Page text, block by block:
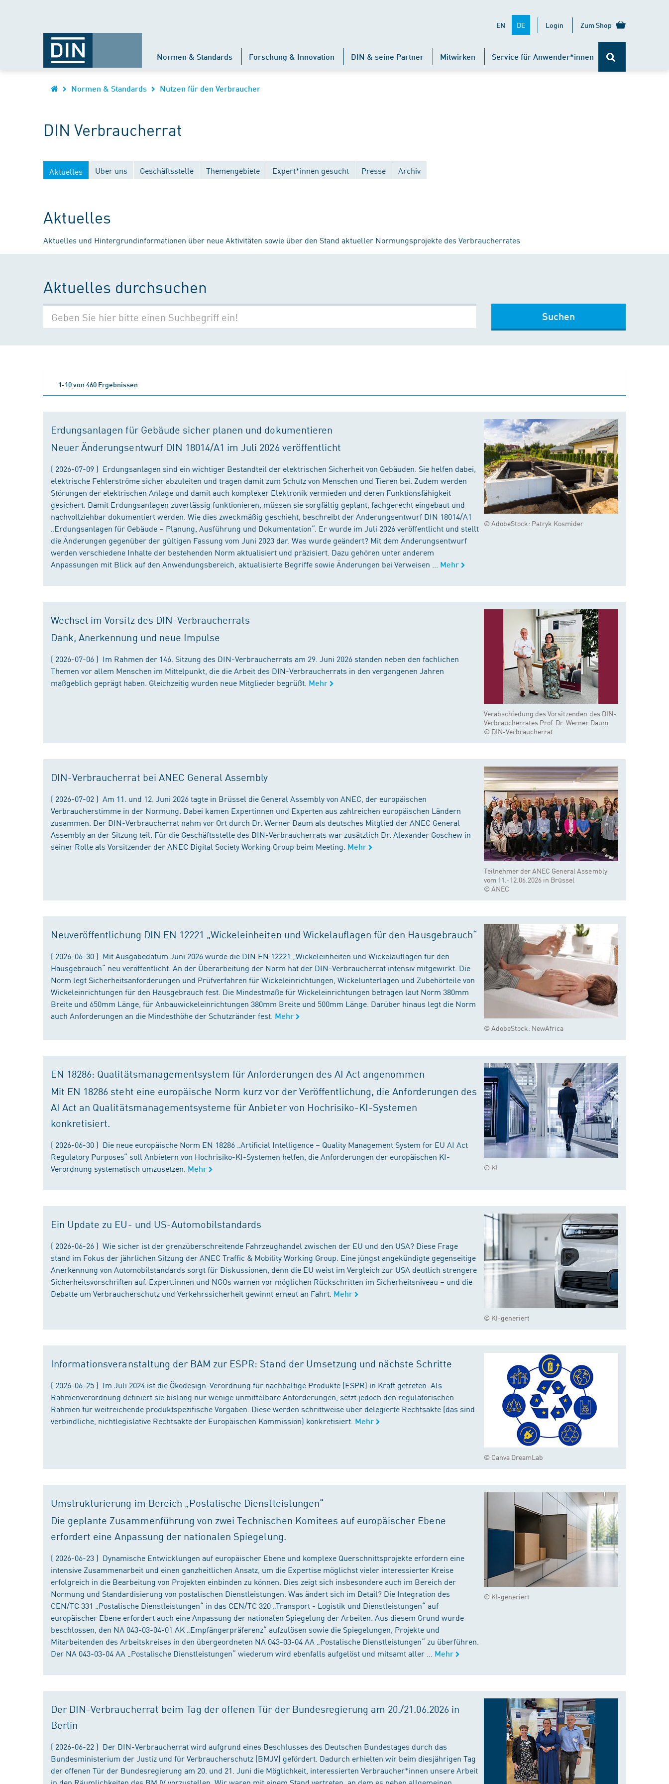
EN DE Login Zum Shop
Normen & Standards Forschung & Innovation DIN & seine Partner Mitwirken Service für Anwender*innen
Normen & Standards Nutzen für den Verbraucher
DIN Verbraucherrat
Aktuelles Über uns Geschäftsstelle Themengebiete Expert*innen gesucht Presse Archiv
Aktuelles
Aktuelles und Hintergrundinformationen über neue Aktivitäten sowie über den Stand aktueller Normungsprojekte des Verbraucherrates
Aktuelles durchsuchen
Suchen
1-10 von 460 Ergebnissen
© AdobeStock: Patryk Kosmider
Erdungsanlagen für Gebäude sicher planen und dokumentieren
Neuer Änderungsentwurf DIN 18014/A1 im Juli 2026 veröffentlicht
( 2026-07-09 ) Erdungsanlagen sind ein wichtiger Bestandteil der elektrischen Sicherheit von Gebäuden. Sie helfen dabei,
elektrische Fehlerströme sicher abzuleiten und tragen damit zum Schutz von Menschen und Tieren bei. Zudem werden
Störungen der elektrischen Anlage und damit auch komplexer Elektronik vermieden und deren Funktionsfähigkeit
gesichert. Damit Erdungsanlagen zuverlässig funktionieren, müssen sie sorgfältig geplant, fachgerecht eingebaut und
nachvollziehbar dokumentiert werden. Wie dies zweckmäßig geschieht, beschreibt der Änderungsentwurf DIN 18014/A1
„Erdungsanlagen für Gebäude – Planung, Ausführung und Dokumentation“. Er wurde im Juli 2026 veröffentlicht und stellt
die Änderungen gegenüber der gültigen Fassung vom Juni 2023 dar. Was wurde geändert? Mit dem Änderungsentwurf
werden verschiedene Inhalte der bestehenden Norm aktualisiert und präzisiert. Dazu gehören unter anderem
Anpassungen mit Blick auf den Anwendungsbereich, aktualisierte Begriffe sowie Änderungen bei Verweisen ...
Mehr
Verabschiedung des Vorsitzenden des DIN-
Verbraucherrates Prof. Dr. Werner Daum
© DIN-Verbraucherrat
Wechsel im Vorsitz des DIN-Verbraucherrats
Dank, Anerkennung und neue Impulse
( 2026-07-06 ) Im Rahmen der 146. Sitzung des DIN-Verbraucherrats am 29. Juni 2026 standen neben den fachlichen
Themen vor allem Menschen im Mittelpunkt, die die Arbeit des DIN-Verbraucherrats in den vergangenen Jahren
maßgeblich geprägt haben. Gleichzeitig wurden neue Mitglieder begrüßt. Mehr
Teilnehmer der ANEC General Assembly
vom 11.-12.06.2026 in Brüssel
© ANEC
DIN-Verbraucherrat bei ANEC General Assembly
( 2026-07-02 ) Am 11. und 12. Juni 2026 tagte in Brüssel die General Assembly von ANEC, der europäischen
Verbraucherstimme in der Normung. Dabei kamen Expertinnen und Experten aus zahlreichen europäischen Ländern
zusammen. Der DIN-Verbraucherrat nahm vor Ort durch Dr. Werner Daum als deutsches Mitglied der ANEC General
Assembly an der Sitzung teil. Für die Geschäftsstelle des DIN-Verbraucherrats war zusätzlich Dr. Alexander Goschew in
seiner Rolle als Vorsitzender der ANEC Digital Society Working Group beim Meeting. Mehr
© AdobeStock: NewAfrica
Neuveröffentlichung DIN EN 12221 „Wickeleinheiten und Wickelauflagen für den Hausgebrauch“
( 2026-06-30 ) Mit Ausgabedatum Juni 2026 wurde die DIN EN 12221 „Wickeleinheiten und Wickelauflagen für den
Hausgebrauch“ neu veröffentlicht. An der Überarbeitung der Norm hat der DIN-Verbraucherrat intensiv mitgewirkt. Die
Norm legt Sicherheitsanforderungen und Prüfverfahren für Wickeleinrichtungen, Wickelunterlagen und Zubehörteile von
Wickeleinrichtungen für den Hausgebrauch fest. Die Mindestmaße für Wickeleinrichtungen betragen laut Norm 380mm
Breite und 650mm Länge, für Anbauwickeleinrichtungen 380mm Breite und 500mm Länge. Darüber hinaus legt die Norm
auch Anforderungen an die Mindesthöhe der Schutzränder fest. Mehr
© KI
EN 18286: Qualitätsmanagementsystem für Anforderungen des AI Act angenommen
Mit EN 18286 steht eine europäische Norm kurz vor der Veröffentlichung, die Anforderungen des
AI Act an Qualitätsmanagementsysteme für Anbieter von Hochrisiko-KI-Systemen
konkretisiert.
( 2026-06-30 ) Die neue europäische Norm EN 18286 „Artificial Intelligence – Quality Management System for EU AI Act
Regulatory Purposes“ soll Anbietern von Hochrisiko-KI-Systemen helfen, die Anforderungen der europäischen KI-
Verordnung systematisch umzusetzen. Mehr
© KI-generiert
Ein Update zu EU- und US-Automobilstandards
( 2026-06-26 ) Wie sicher ist der grenzüberschreitende Fahrzeughandel zwischen der EU und den USA? Diese Frage
stand im Fokus der jährlichen Sitzung der ANEC Traffic & Mobility Working Group. Eine jüngst angekündigte gegenseitige
Anerkennung von Automobilstandards sorgt für Diskussionen, denn die EU weist im Vergleich zur USA deutlich strengere
Sicherheitsvorschriften auf. Expert:innen und NGOs warnen vor möglichen Rückschritten im Sicherheitsniveau – und die
Debatte um Verbraucherschutz und Verkehrssicherheit gewinnt erneut an Fahrt. Mehr
© Canva DreamLab
Informationsveranstaltung der BAM zur ESPR: Stand der Umsetzung und nächste Schritte
( 2026-06-25 ) Im Juli 2024 ist die Ökodesign-Verordnung für nachhaltige Produkte (ESPR) in Kraft getreten. Als
Rahmenverordnung definiert sie bislang nur wenige unmittelbare Anforderungen, setzt jedoch den regulatorischen
Rahmen für weitreichende produktspezifische Vorgaben. Diese werden schrittweise über delegierte Rechtsakte (das sind
verbindliche, nichtlegislative Rechtsakte der Europäischen Kommission) konkretisiert. Mehr
© KI-generiert
Umstrukturierung im Bereich „Postalische Dienstleistungen“
Die geplante Zusammenführung von zwei Technischen Komitees auf europäischer Ebene
erfordert eine Anpassung der nationalen Spiegelung.
( 2026-06-23 ) Dynamische Entwicklungen auf europäischer Ebene und komplexe Querschnittsprojekte erfordern eine
intensive Zusammenarbeit und einen ganzheitlichen Ansatz, um die Expertise möglichst vieler interessierter Kreise
erfolgreich in die Bearbeitung von Projekten einbinden zu können. Dies zeigt sich insbesondere auch im Bereich der
Normung und Standardisierung von postalischen Dienstleistungen. Was ändert sich im Detail? Die Integration des
CEN/TC 331 „Postalische Dienstleistungen“ in das CEN/TC 320 „Transport - Logistik und Dienstleistungen“ auf
europäischer Ebene erfordert auch eine Anpassung der nationalen Spiegelung der Arbeiten. Aus diesem Grund wurde
beschlossen, den NA 043-03-04-01 AK „Empfängerpräferenz“ aufzulösen sowie die Spiegelungen, Projekte und
Mitarbeitenden des Arbeitskreises in den übergeordneten NA 043-03-04 AA „Postalische Dienstleistungen“ zu überführen.
Der NA 043-03-04 AA „Postalische Dienstleistungen“ wiederum wird ebenfalls aufgelöst und mitsamt aller ...
Mehr
Der DIN-Verbraucherrat beim Tag der offenen Tür der Bundesregierung am 20./21.06.2026 in
Berlin
( 2026-06-22 ) Der DIN-Verbraucherrat wird aufgrund eines Beschlusses des Deutschen Bundestages durch das
Bundesministerium der Justiz und für Verbraucherschutz (BMJV) gefördert. Dadurch erhielten wir beim diesjährigen Tag
der offenen Tür der Bundesregierung am 20. und 21. Juni die Möglichkeit, interessierten Verbraucher*innen unsere Arbeit